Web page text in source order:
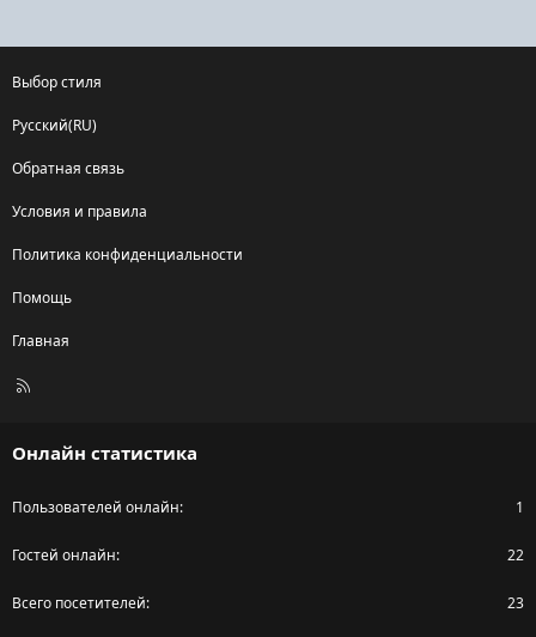
Выбор стиля
Русский(RU)
Обратная связь
Условия и правила
Политика конфиденциальности
Помощь
Главная
R
Онлайн статистика
Пользователей онлайн 1
Гостей онлайн 22
Всего посетителей 23